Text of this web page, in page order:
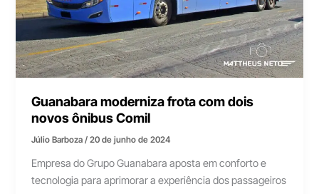
Guanabara moderniza frota com dois
novos ônibus Comil
Júlio Barboza/20 de junho de 2024
Empresa do Grupo Guanabara aposta em conforto e
tecnologia para aprimorar a experiência dos passageiros